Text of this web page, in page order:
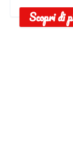
Scopri di